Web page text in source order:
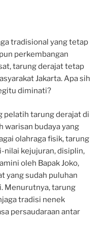
tradisional yang tetap
perkembangan
tarung derajat tetap
Jakarta. Apa sih
diminati?
pelatih tarung derajat di
warisan budaya yang
olahraga fisik, tarung
nilai kejujuran, disiplin,
oleh Bapak Joko,
yang sudah puluhan
Menurutnya, tarung
tradisi nenek
persaudaraan antar